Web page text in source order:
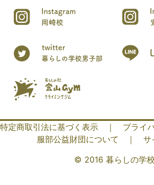
特定商取引法に基づく表示 ｜ プライ
服部公益財団について
｜
サ
© 2016 暮らしの学校